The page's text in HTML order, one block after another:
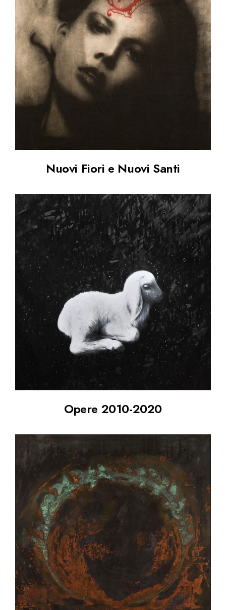
Nuovi Fiori e Nuovi Santi
Opere 2010-2020